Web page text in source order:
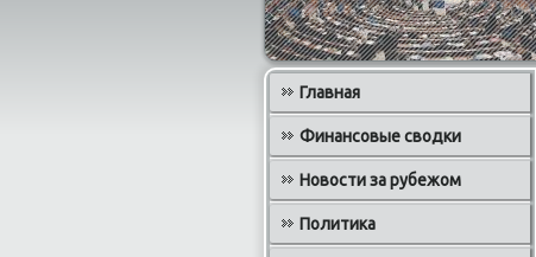
Главная
Финансовые сводки
Новости за рубежом
Политика